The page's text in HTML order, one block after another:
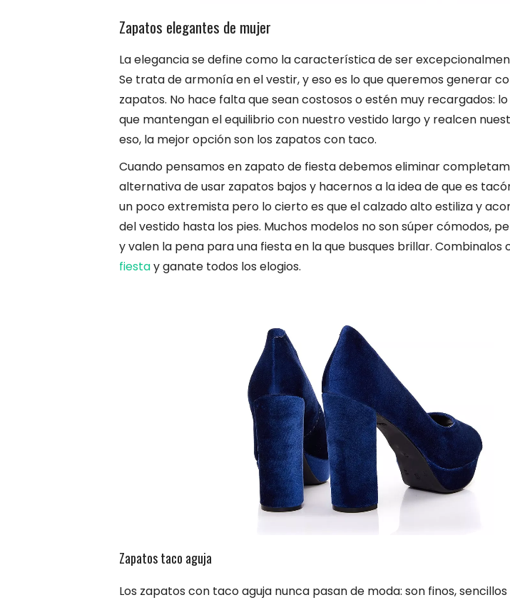
Zapatos elegantes de mujer
La elegancia se define como la característica de ser
Se trata de armonía en el vestir, y eso es lo que queremos generar
zapatos. No hace falta que sean costosos o estén muy recargados:
que mantengan el equilibrio con nuestro vestido largo y realcen
eso, la mejor opción son los zapatos con taco.
Cuando pensamos en zapato de fiesta debemos eliminar
alternativa de usar zapatos bajos y hacernos a la idea de que es
un poco extremista pero lo cierto es que el calzado alto estiliza y
del vestido hasta los pies. Muchos modelos no son súper cómodos,
y valen la pena para una fiesta en la que busques brillar. Combinalos
fiestay ganate todos los elogios.
Zapatos taco aguja
Los zapatos con taco aguja nunca pasan de moda: son finos,